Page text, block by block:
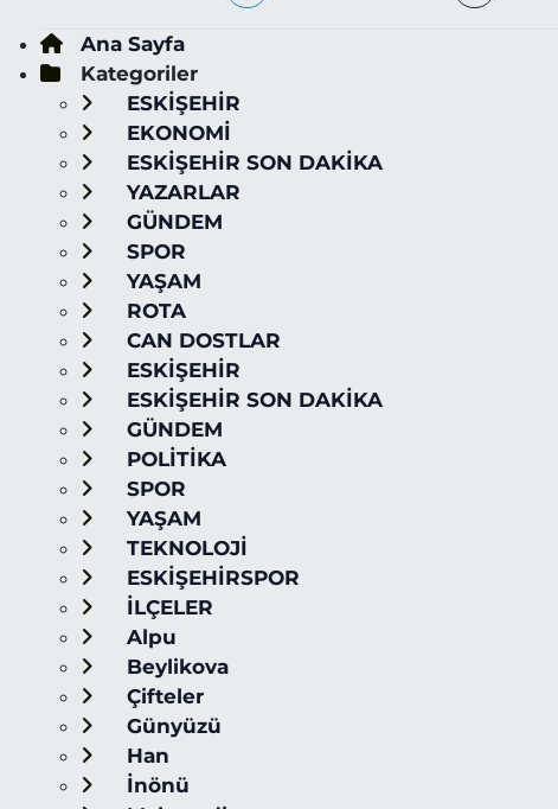
Ana Sayfa
Kategoriler
ESKİŞEHİR
EKONOMİ
ESKİŞEHİR SON DAKİKA
YAZARLAR
GÜNDEM
SPOR
YAŞAM
ROTA
CAN DOSTLAR
ESKİŞEHİR
ESKİŞEHİR SON DAKİKA
GÜNDEM
POLİTİKA
SPOR
YAŞAM
TEKNOLOJİ
ESKİŞEHİRSPOR
İLÇELER
Alpu
Beylikova
Çifteler
Günyüzü
Han
İnönü